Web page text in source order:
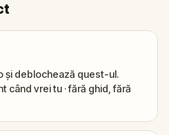
și deblochează quest-ul.
când vrei tu · fără ghid, fără